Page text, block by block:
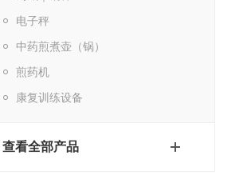
电子秤
中药煎煮壶（锅）
煎药机
康复训练设备
查看全部产品